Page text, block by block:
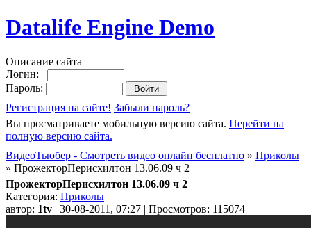
Datalife Engine Demo
Описание сайта
Логин:
Пароль:
Регистрация на сайте! Забыли пароль?
Вы просматриваете мобильную версию сайта. Перейти на
полную версию сайта.
ВидеоТьюбер - Смотреть видео онлайн бесплатно » Приколы
» ПрожекторПерисхилтон 13.06.09 ч 2
ПрожекторПерисхилтон 13.06.09 ч 2
Категория: Приколы
автор: 1tv | 30-08-2011, 07:27 | Просмотров: 115074